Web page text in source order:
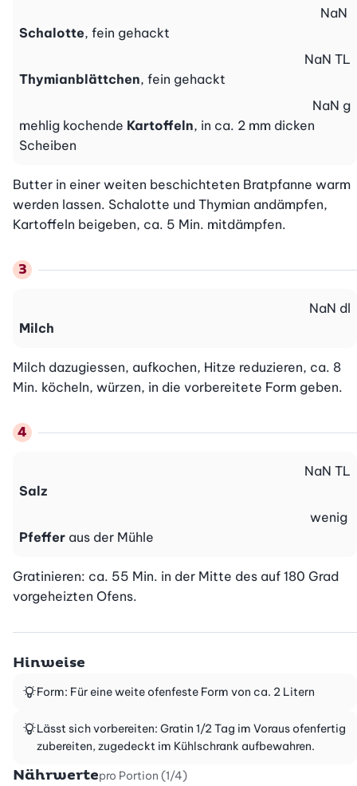
Schalotte, fein gehackt
NaN
Thymianblättchen, fein gehackt
NaN TL
mehlig kochende Kartoffeln, in ca. 2 mm dicken
Scheiben
NaN g
Butter in einer weiten beschichteten Bratpfanne warm
werden lassen. Schalotte und Thymian andämpfen,
Kartoffeln beigeben, ca. 5 Min. mitdämpfen.
Milch
NaN dl
Milch dazugiessen, aufkochen, Hitze reduzieren, ca. 8
Min. köcheln, würzen, in die vorbereitete Form geben.
Salz
NaN TL
Pfeffer aus der Mühle
wenig
Gratinieren: ca. 55 Min. in der Mitte des auf 180 Grad
vorgeheizten Ofens.
Hinweise
Form: Für eine weite ofenfeste Form von ca. 2 Litern
Lässt sich vorbereiten: Gratin 1/2 Tag im Voraus ofenfertig
zubereiten, zugedeckt im Kühlschrank aufbewahren.
Nährwertepro Portion (1/4)